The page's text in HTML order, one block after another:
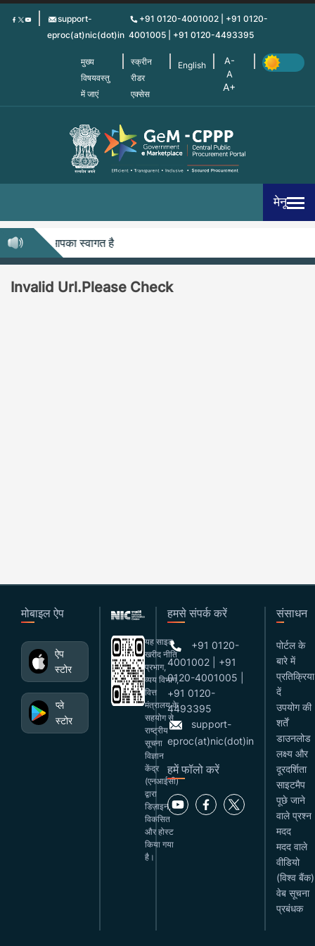
Skip
support-
eproc(at)nic(dot)in
+91 0120-4001002 | +91 0120-
4001005 | +91 0120-4493395
मुख्य
विषयवस्तु
में जाएं
स्क्रीन
रीडर
एक्सेस
English
मेनू
में आपका स्वागत है
Invalid Url.Please Check
मोबाइल ऐप
ऐप
स्टोर
प्ले
स्टोर
यह साइट
खरीद नीति
प्रभाग,
व्यय विभाग,
वित्त
मंत्रालय के
सहयोग से
राष्ट्रीय
सूचना
विज्ञान
केंद्र
(एनआईसी)
द्वारा
डिज़ाइन,
विकसित
और होस्ट
किया गया
है।
हमसे संपर्क करें
+91 0120-
4001002 | +91
0120-4001005 |
+91 0120-
4493395
support-
eproc(at)nic(dot)in
हमें फॉलो करें
संसाधन
पोर्टल के
बारे में
प्रतिक्रिया
दें
उपयोग की
शर्तें
डाउनलोड
लक्ष्य और
दूरदर्शिता
साइटमैप
पूछे जाने
वाले प्रश्न
मदद
मदद वाले
वीडियो
(विश्व बैंक)
वेब सूचना
प्रबंधक